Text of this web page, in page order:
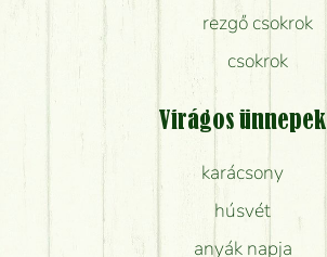
rezgő csokrok
csokrok
Virágos ünnepek
karácsony
húsvét
anyák napja